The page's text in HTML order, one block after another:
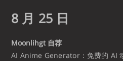
8 月 25 日
Moonlihgt 自荐
AI Anime Generator：免费的 AI